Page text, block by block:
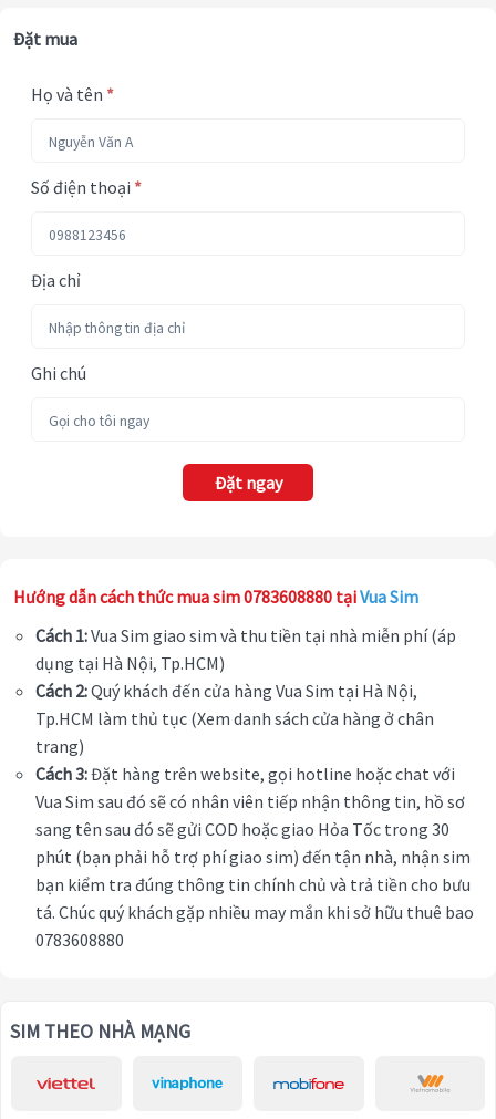
Đặt mua
Họ và tên *
Số điện thoại *
Địa chỉ
Ghi chú
Đặt ngay
Hướng dẫn cách thức mua sim 0783608880 tạiVua Sim
Cách 1:Vua Sim giao sim và thu tiền tại nhà miễn phí (áp
dụng tại Hà Nội, Tp.HCM)
Cách 2:Quý khách đến cửa hàng Vua Sim tại Hà Nội,
Tp.HCM làm thủ tục (Xem danh sách cửa hàng ở chân
trang)
Cách 3:Đặt hàng trên website, gọi hotline hoặc chat với
Vua Sim sau đó sẽ có nhân viên tiếp nhận thông tin, hồ sơ
sang tên sau đó sẽ gửi COD hoặc giao Hỏa Tốc trong 30
phút (bạn phải hỗ trợ phí giao sim) đến tận nhà, nhận sim
bạn kiểm tra đúng thông tin chính chủ và trả tiền cho bưu
tá. Chúc quý khách gặp nhiều may mắn khi sở hữu thuê bao
0783608880
SIM THEO NHÀ MẠNG